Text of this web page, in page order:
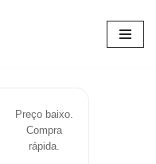
Preço baixo.
Compra
rápida.